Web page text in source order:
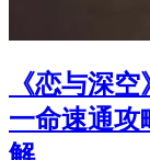
《恋与深
一命速通攻